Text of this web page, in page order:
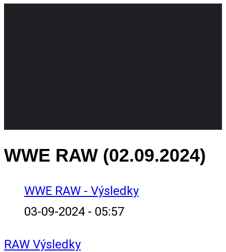
WWE RAW (02.09.2024)
WWE RAW - Výsledky
03-09-2024 - 05:57
RAW Výsledky